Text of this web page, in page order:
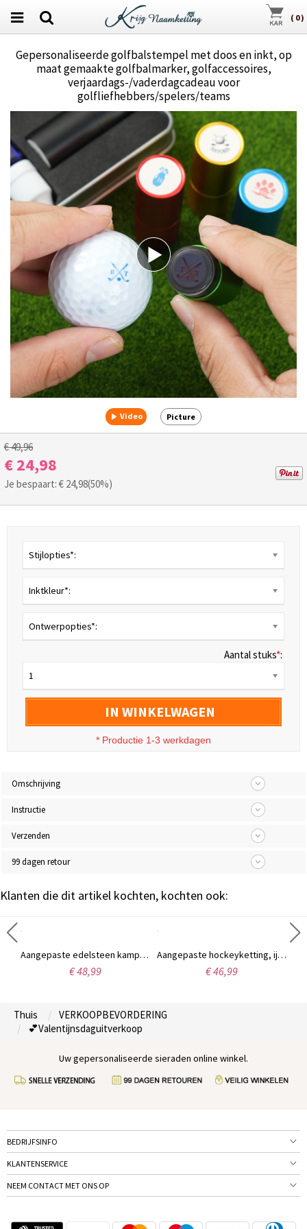
( 0)
Gepersonaliseerde golfbalstempel met doos en inkt, op
maat gemaakte golfbalmarker, golfaccessoires,
verjaardags-/vaderdagcadeau voor
golfliefhebbers/spelers/teams
Video Picture
€ 49,96
€ 24,98
Je bespaart: € 24,98(50%)
Stijlopties*:
Inktkleur*:
Ontwerpopties*:
Aantal stuks*:
1
IN WINKELWAGEN
* Productie 1-3 werkdagen
Omschrijving
Instructie
Verzenden
99 dagen retour
Klanten die dit artikel kochten, kochten ook:
Aangepaste edelsteen kampioenschapsring, gepersonaliseerde wereldkampioensring voor basketbal, voetbal, honkbal, worstelen, fantasy sports winnaar, trofee-award cadeau
€ 48,99
Aangepaste hockeyketting, ijshockeysticks sieraden, cadeau voor moeders, fans meisjes hockeyspelers team
€ 46,99
Thuis
VERKOOPBEVORDERING
💕Valentijnsdaguitverkoop
Uw gepersonaliseerde sieraden online winkel.
BEDRIJFSINFO
KLANTENSERVICE
NEEM CONTACT MET ONS OP